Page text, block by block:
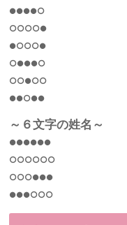
●●●●○
○○○○●
●○○○●
○●●●○
○○●○○
●●○●●
～６文字の姓名～
●●●●●●
○○○○○○
○○○●●●
●●●○○○